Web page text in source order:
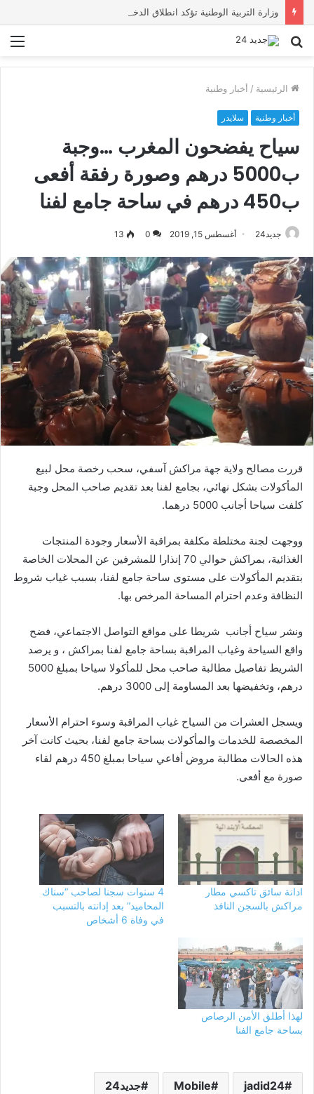
بحث
الرئيسية / أخبار وطنية
أخبار وطنية سلايدر
سياح يفضحون المغرب …وجبة
ب5000 درهم وصورة رفقة أفعى
ب450 درهم في ساحة جامع لفنا
جديد24 أغسطس 15, 2019 0
13
قررت مصالح ولاية جهة مراكش آسفي، سحب رخصة محل لبيع
المأكولات بشكل نهائي، بجامع لفنا بعد تقديم صاحب المحل وجبة
كلفت سياحا أجانب 5000 درهما.
ووجهت لجنة مختلطة مكلفة بمراقبة الأسعار وجودة المنتجات
الغذائية، بمراكش حوالي 70 إنذارا للمشرفين عن المحلات الخاصة
بتقديم المأكولات على مستوى ساحة جامع لفنا، بسبب غياب شروط
النظافة وعدم احترام المساحة المرخص بها.
ونشر سياح أجانب شريطا على مواقع التواصل الاجتماعي، فضح
واقع السياحة وغياب المراقبة بساحة جامع لفنا بمراكش ، و يرصد
الشريط تفاصيل مطالبة صاحب محل للمأكولا سياحا بمبلغ 5000
درهم، وتخفيضها بعد المساومة إلى 3000 درهم.
ويسجل العشرات من السياح غياب المراقبة وسوء احترام الأسعار
المخصصة للخدمات والمأكولات بساحة جامع لفنا، بحيث كانت آخر
هذه الحالات مطالبة مروض أفاعي سياحا بمبلغ 450 درهم لقاء
صورة مع أفعى.
ادانة سائق تاكسي مطار
مراكش بالسجن النافذ
4 سنوات سجنا لصاحب “سناك
المحاميد” بعد إدانته بالتسبب
في وفاة 6 أشخاص
لهذا أطلق الأمن الرصاص
بساحة جامع الفنا
jadid24
Mobile جديد24